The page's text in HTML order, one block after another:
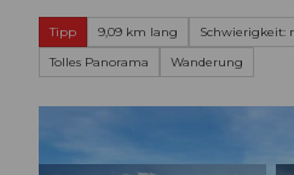
Tipp 9,09 km lang Schwierigkeit:
Tolles Panorama
Wanderung